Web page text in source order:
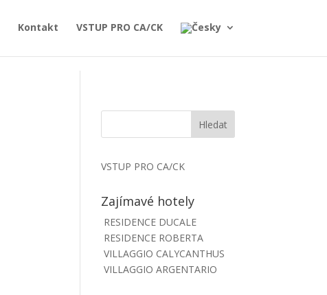
Kontakt VSTUP PRO CA/CK
VSTUP PRO CA/CK
Zajímavé hotely
RESIDENCE DUCALE
RESIDENCE ROBERTA
VILLAGGIO CALYCANTHUS
VILLAGGIO ARGENTARIO